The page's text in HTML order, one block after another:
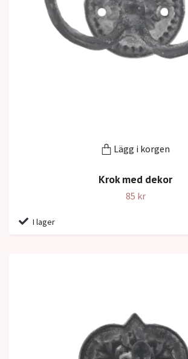
Lägg i korgen
Krok med dekor
85 kr
I lager